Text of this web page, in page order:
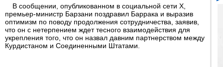
В сообщении, опубликованном в социальной сети X,
премьер-министр Барзани поздравил Баррака и выразив
оптимизм по поводу продолжения сотрудничества, заявив,
что он с нетерпением ждет тесного взаимодействия для
укрепления того, что он назвал давним партнерством между
Курдистаном и Соединенными Штатами.